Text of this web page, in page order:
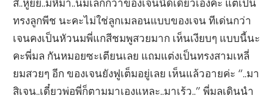
สิ..หูยย..มหึมา..นมเล็กกว่าของเจนนิดเดียวเองค่ะ แต่เป็น
ทรงลูกพีช นะคะไม่ใช่ลูกเมลอนแบบของเจน ทีเด่นกว่า
เจนคงเป็นหัวนมพี่แกสีชมพูสวยมาก เห็นเงียบๆ แบบนี้นะ
คะพี่มล กันหมอยซะเตียนเลย แถมแต่งเป็นทรงสามเหลี่
ยมสวยๆ อีก ของเจนยังฟูเต็มอยู่เลย เห็นแล้วอายค่ะ “..มา
สิเจน..เดี๋ยวพ่อพี่ก็ตามมาเองแหละ..มาเร้ว..” พี่มลเดินนำ